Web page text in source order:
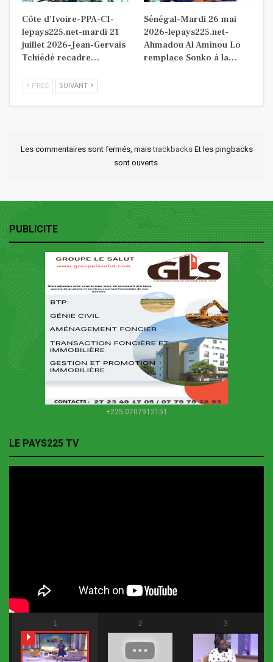
Côte d’Ivoire-PPA-CI-
lepays225.net-mardi 21
juillet 2026-Jean-Gervais
Tchiédé recadre…
Sénégal-Mardi 26 mai
2026-lepays225.net-
Ahmadou Al Aminou Lo
remplace Sonko à la…
PREC SUIVANT
Les commentaires sont fermés, maistrackbacks Et les pingbacks
sont ouverts.
PUBLICITE
+225 0707912151
LE PAYS225 TV
1 2 3